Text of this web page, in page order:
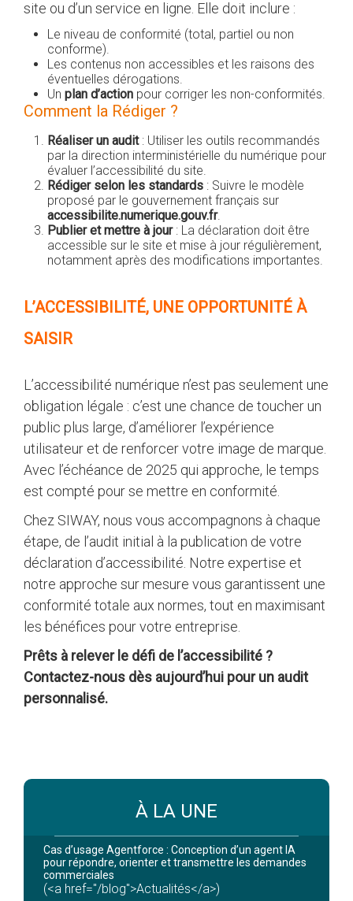
site ou d’un service en ligne. Elle doit inclure :
Le niveau de conformité (total, partiel ou non
conforme).
Les contenus non accessibles et les raisons des
éventuelles dérogations.
Un plan d’action pour corriger les non-conformités.
Comment la Rédiger ?
Réaliser un audit: Utiliser les outils recommandés
par la direction interministérielle du numérique pour
évaluer l’accessibilité du site.
Rédiger selon les standards : Suivre le modèle
proposé par le gouvernement français sur
accessibilite.numerique.gouv.fr.
Publier et mettre à jour: La déclaration doit être
accessible sur le site et mise à jour régulièrement,
notamment après des modifications importantes.
L’ACCESSIBILITÉ, UNE OPPORTUNITÉ À
SAISIR
L’accessibilité numérique n’est pas seulement une
obligation légale : c’est une chance de toucher un
public plus large, d’améliorer l’expérience
utilisateur et de renforcer votre image de marque.
Avec l’échéance de 2025 qui approche, le temps
est compté pour se mettre en conformité.
Chez SIWAY, nous vous accompagnons à chaque
étape, de l’audit initial à la publication de votre
déclaration d’accessibilité. Notre expertise et
notre approche sur mesure vous garantissent une
conformité totale aux normes, tout en maximisant
les bénéfices pour votre entreprise.
Prêts à relever le défi de l’accessibilité ?
Contactez-nous dès aujourd’hui pour un audit
personnalisé.
À LA UNE
Cas d’usage Agentforce : Conception d’un agent IA
pour répondre, orienter et transmettre les demandes
commerciales
(<a href="/blog">Actualités</a>)